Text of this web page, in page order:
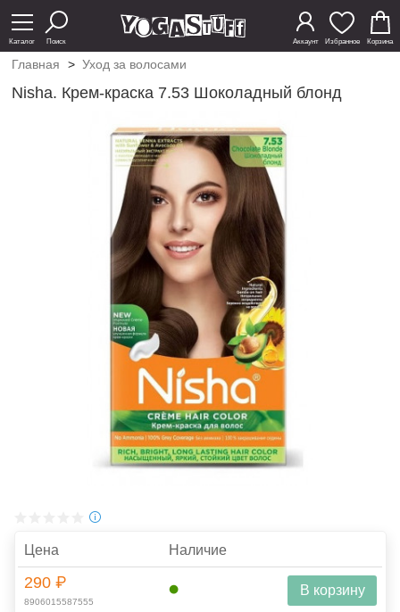
Каталог Поиск Аккаунт Избранное Корзина
Главная > Уход за волосами
Nisha. Крем-краска 7.53 Шоколадный блонд
Цена Наличие
290 ₽
8906015587555
В корзину